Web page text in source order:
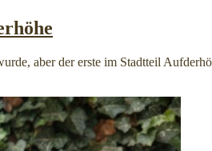
aber der erste im Stadtteil